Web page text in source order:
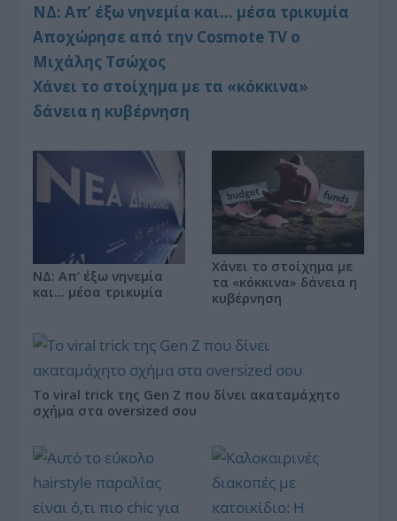
ΝΔ: Απ’ έξω νηνεμία και… μέσα τρικυμία
Αποχώρησε από την Cosmote TV o
Μιχάλης Τσώχος
Χάνει το στοίχημα με τα «κόκκινα»
δάνεια η κυβέρνηση
ΝΔ: Απ’ έξω νηνεμία
και… μέσα τρικυμία
Χάνει το στοίχημα με
τα «κόκκινα» δάνεια η
κυβέρνηση
Το viral trick της Gen Z που δίνει ακαταμάχητο
σχήμα στα oversized σου